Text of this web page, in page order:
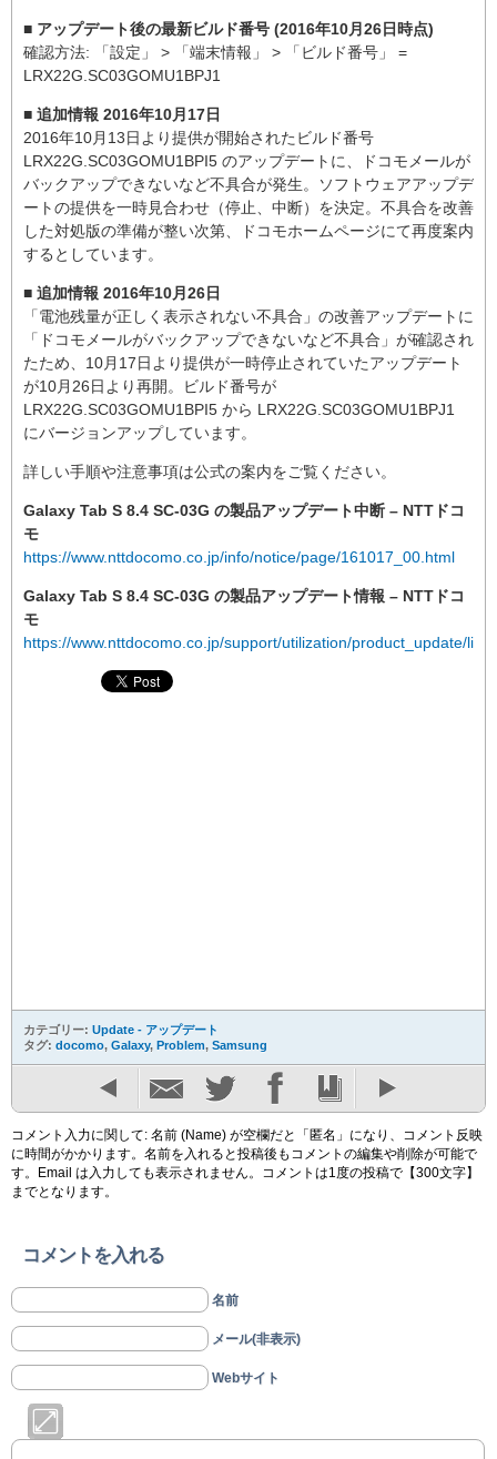
■ アップデート後の最新ビルド番号 (2016年10月26日時点)
確認方法: 「設定」 > 「端末情報」 > 「ビルド番号」 =
LRX22G.SC03GOMU1BPJ1
■ 追加情報 2016年10月17日
2016年10月13日より提供が開始されたビルド番号
LRX22G.SC03GOMU1BPI5 のアップデートに、ドコモメールが
バックアップできないなど不具合が発生。ソフトウェアアップデ
ートの提供を一時見合わせ（停止、中断）を決定。不具合を改善
した対処版の準備が整い次第、ドコモホームページにて再度案内
するとしています。
■ 追加情報 2016年10月26日
「電池残量が正しく表示されない不具合」の改善アップデートに
「ドコモメールがバックアップできないなど不具合」が確認され
たため、10月17日より提供が一時停止されていたアップデート
が10月26日より再開。ビルド番号が
LRX22G.SC03GOMU1BPI5 から LRX22G.SC03GOMU1BPJ1
にバージョンアップしています。
詳しい手順や注意事項は公式の案内をご覧ください。
Galaxy Tab S 8.4 SC-03G の製品アップデート中断 – NTTドコ
モ
https://www.nttdocomo.co.jp/info/notice/page/161017_00.html
Galaxy Tab S 8.4 SC-03G の製品アップデート情報 – NTTドコ
モ
https://www.nttdocomo.co.jp/support/utilization/product_update/list/
カテゴリー: Update - アップデート
タグ: docomo, Galaxy, Problem, Samsung
コメント入力に関して: 名前 (Name) が空欄だと「匿名」になり、コメント反映
に時間がかかります。名前を入れると投稿後もコメントの編集や削除が可能で
す。Email は入力しても表示されません。コメントは1度の投稿で【300文字】
までとなります。
コメントを入れる
名前
メール(非表示)
Webサイト